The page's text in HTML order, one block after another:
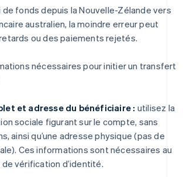
de fonds depuis la Nouvelle-Zélande vers
australien, la moindre erreur peut
ou des paiements rejetés.
nécessaires pour initier un transfert
et adresse du bénéficiaire : utilisez la
sociale figurant sur le compte, sans
ainsi qu’une adresse physique (pas de
Ces informations sont nécessaires au
vérification d’identité.